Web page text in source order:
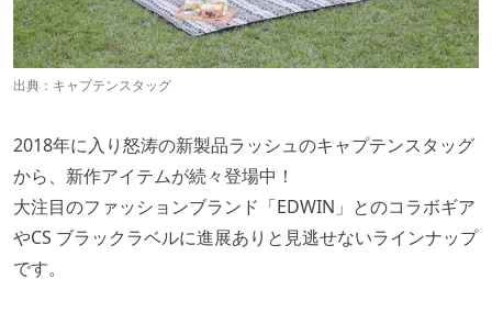
出典： キャプテンスタッグ
2018年に入り怒涛の新製品ラッシュのキャプテンスタッグ
から、新作アイテムが続々登場中！
大注目のファッションブランド「EDWIN」とのコラボギア
やCS ブラックラベルに進展ありと見逃せないラインナップ
です。